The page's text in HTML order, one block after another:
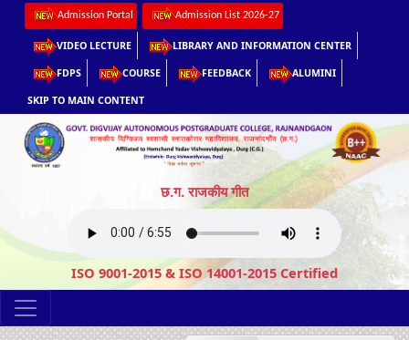
Admission Portal Admission List 2026-27
VIDEO LECTURE LIBRARY AND INFORMATION CENTER
FDPS COURSE FEEDBACK ALUMINI
SKIP TO MAIN CONTENT
छ.ग. राजकीय गीत
ISO 9001-2015 & ISO 14001-2015 Certified